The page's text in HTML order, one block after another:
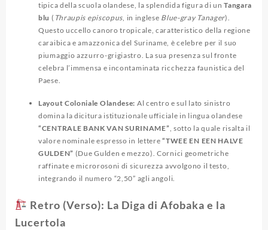
tipica della scuola olandese, la splendida figura di unTangara
blu ( Thraupis episcopus, in inglese Blue-gray Tanager).
Questo uccello canoro tropicale, caratteristico della regione
caraibica e amazzonica del Suriname, è celebre per il suo
piumaggio azzurro-grigiastro. La sua presenza sul fronte
celebra l’immensa e incontaminata ricchezza faunistica del
Paese.
Layout Coloniale Olandese: Al centro e sul lato sinistro
domina la dicitura istituzionale ufficiale in lingua olandese
“CENTRALE BANK VAN SURINAME”, sotto la quale risalta il
valore nominale espresso in lettere“TWEE EN EEN HALVE
GULDEN” (Due Gulden e mezzo). Cornici geometriche
raffinate e microrosoni di sicurezza avvolgono il testo,
integrando il numero “2,50” agli angoli.
Retro (Verso): La Diga di Afobaka e la
Lucertola